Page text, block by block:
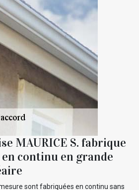
MAURICE S. fabrique
continu en grande
sont fabriquées en continu sans